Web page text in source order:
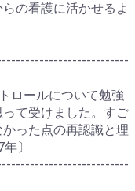
の看護に活かせるよ
ロールについて勉強
て受けました。すご
った点の再認識と理
〕